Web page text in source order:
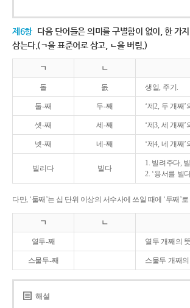
제6항 다음 단어들은 의미를 구별함이 없이, 한 가
삼는다.(ㄱ을 표준어로 삼고, ㄴ을 버림.)
ㄱ ㄴ
돌 돐 생일, 주기.
둘-째 두-째 ‘제2, 두 개째’
셋-째 세-째 ‘제3, 세 개째’
넷-째 네-째 ‘제4, 네 개째’
빌리다 빌다
1. 빌려주다,
2. ‘용서를 빌
다만, ‘둘째’는 십 단위 이상의 서수사에 쓰일 때에 ‘두째’로
ㄱ ㄴ
열두-째 열두 개째의
스물두-째 스물두 개째
해설